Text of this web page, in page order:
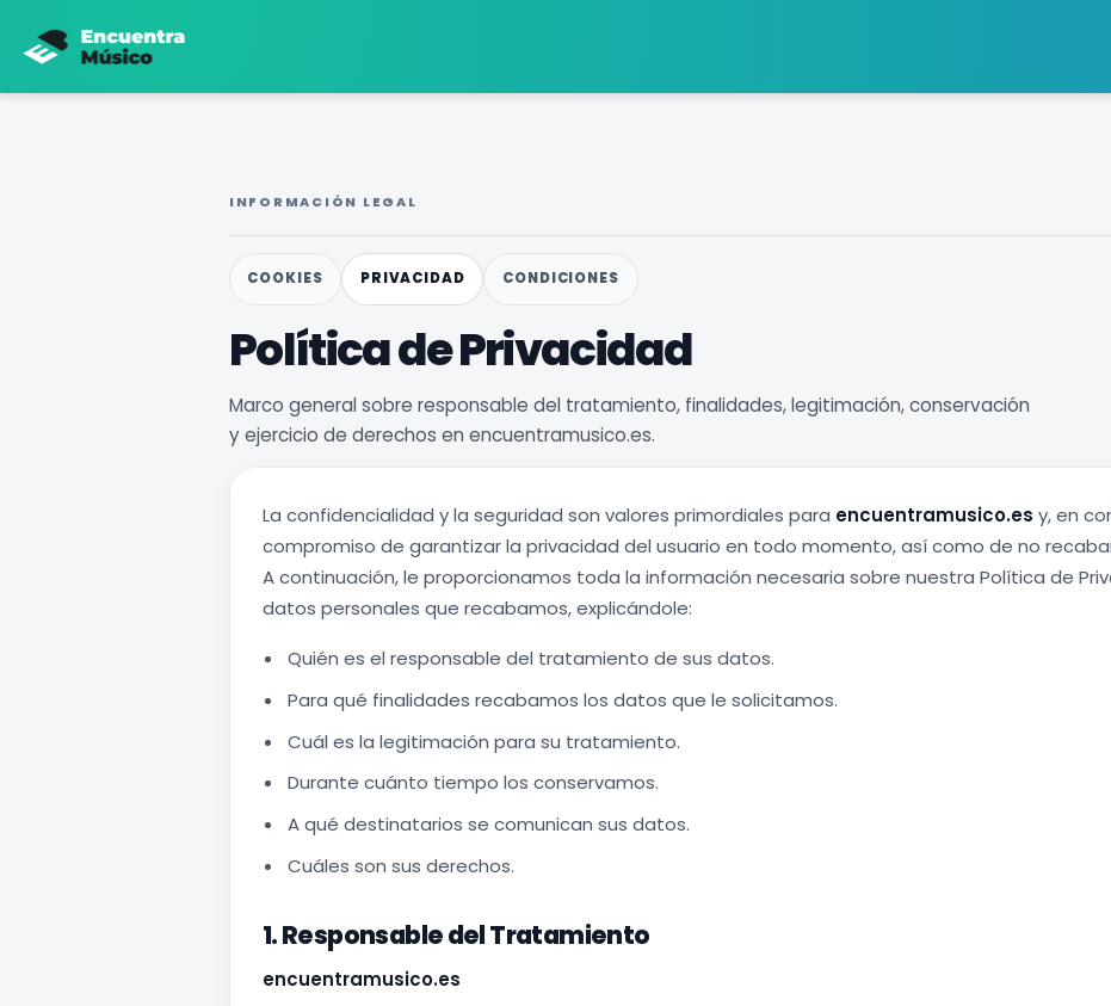
INFORMACIÓN LEGAL
COOKIES PRIVACIDAD CONDICIONES
Política de Privacidad
Marco general sobre responsable del tratamiento, finalidades, legitimación, conservación
y ejercicio de derechos en encuentramusico.es.
La confidencialidad y la seguridad son valores primordiales para encuentramusico.es y, en
compromiso de garantizar la privacidad del usuario en todo momento, así como de no
A continuación, le proporcionamos toda la información necesaria sobre nuestra Política de
datos personales que recabamos, explicándole:
Quién es el responsable del tratamiento de sus datos.
Para qué finalidades recabamos los datos que le solicitamos.
Cuál es la legitimación para su tratamiento.
Durante cuánto tiempo los conservamos.
A qué destinatarios se comunican sus datos.
Cuáles son sus derechos.
1. Responsable del Tratamiento
encuentramusico.es